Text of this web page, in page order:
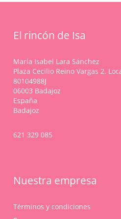
El rincón de Isa
María Isabel Lara Sánchez
Plaza Cecilio Reino Vargas 2.
80104988J
06003 Badajoz
España
Badajoz
621 329 085
Nuestra empresa
Términos y condiciones